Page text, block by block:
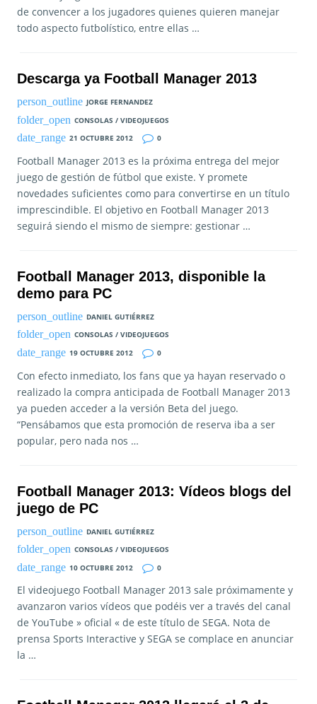
de convencer a los jugadores quienes quieren manejar
todo aspecto futbolístico, entre ellas …
Descarga ya Football Manager 2013
JORGE FERNANDEZ
CONSOLAS / VIDEOJUEGOS
21 OCTUBRE 2012
0
Football Manager 2013 es la próxima entrega del mejor
juego de gestión de fútbol que existe. Y promete
novedades suficientes como para convertirse en un título
imprescindible. El objetivo en Football Manager 2013
seguirá siendo el mismo de siempre: gestionar …
Football Manager 2013, disponible la
demo para PC
DANIEL GUTIÉRREZ
CONSOLAS / VIDEOJUEGOS
19 OCTUBRE 2012
0
Con efecto inmediato, los fans que ya hayan reservado o
realizado la compra anticipada de Football Manager 2013
ya pueden acceder a la versión Beta del juego.
“Pensábamos que esta promoción de reserva iba a ser
popular, pero nada nos …
Football Manager 2013: Vídeos blogs del
juego de PC
DANIEL GUTIÉRREZ
CONSOLAS / VIDEOJUEGOS
10 OCTUBRE 2012
0
El videojuego Football Manager 2013 sale próximamente y
avanzaron varios vídeos que podéis ver a través del canal
de YouTube » oficial « de este título de SEGA. Nota de
prensa Sports Interactive y SEGA se complace en anunciar
la …